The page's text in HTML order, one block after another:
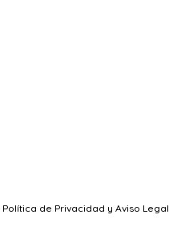
Política de Privacidad y Aviso Legal